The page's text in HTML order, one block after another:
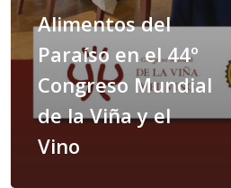
Alimentos del
Paraíso en el 44º
Congreso Mundial
de la Viña y el
Vino